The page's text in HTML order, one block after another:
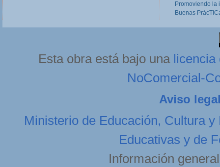
Promoviendo la
Buenas
Esta obra está bajo una licencia
NoComercial-
Aviso
Ministerio de Educación, Cultura y
Educativas y de
Información